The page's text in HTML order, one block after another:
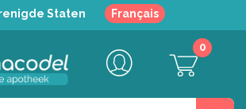
Staten Français
0